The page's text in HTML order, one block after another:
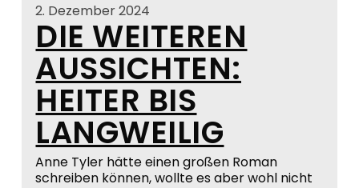
2. Dezember 2024
DIE WEITEREN
AUSSICHTEN:
HEITER BIS
LANGWEILIG
Anne Tyler hätte einen großen Roman
schreiben können, wollte es aber wohl nicht